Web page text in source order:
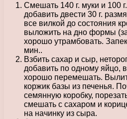
Смешать 140 г. муки и 100
добавить двести 30 г.
все вилкой до состояния
выложить на дно формы
хорошо утрамбовать.
мин..
Взбить сахар и сыр,
добавить по одному яйцо,
хорошо перемешать.
коржик базы из печенья.
семянную коробку,
смешать с сахаром и
на начинку из сыра.